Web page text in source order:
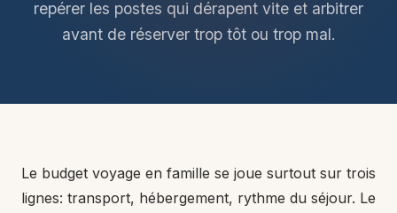
repérer les postes qui dérapent vite et arbitrer
avant de réserver trop tôt ou trop mal.
Le budget voyage en famille se joue surtout sur trois
lignes: transport, hébergement, rythme du séjour. Le